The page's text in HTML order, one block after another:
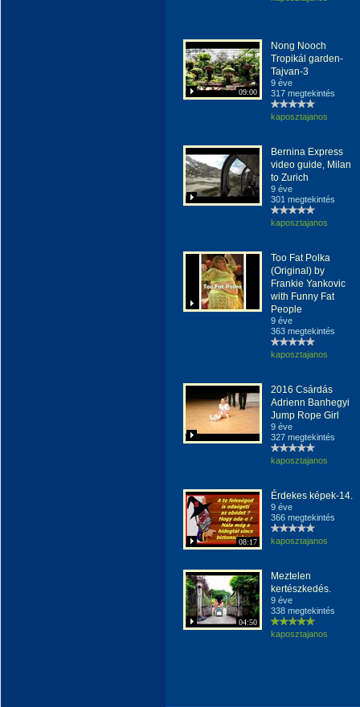
09:00
Nong Nooch
Tropikál garden-
Tajvan-3
9 éve
317 megtekintés
kaposztajanos
Bernina Express
video guide, Milan
to Zurich
9 éve
301 megtekintés
kaposztajanos
Too Fat Polka
(Original) by
Frankie Yankovic
with Funny Fat
People
9 éve
363 megtekintés
kaposztajanos
2016 Csárdás
Adrienn Banhegyi
Jump Rope Girl
9 éve
327 megtekintés
kaposztajanos
08:17
Érdekes képek-14.
9 éve
366 megtekintés
kaposztajanos
04:50
Meztelen
kertészkedés.
9 éve
338 megtekintés
kaposztajanos